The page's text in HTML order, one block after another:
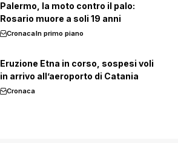
Palermo, la moto contro il palo:
Rosario muore a soli 19 anni
CronacaIn primo piano
Eruzione Etna in corso, sospesi voli
in arrivo all’aeroporto di Catania
Cronaca